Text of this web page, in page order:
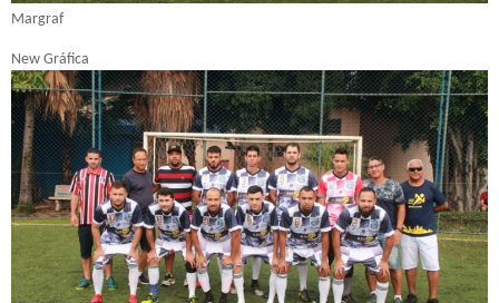
Margraf
New Gráfica